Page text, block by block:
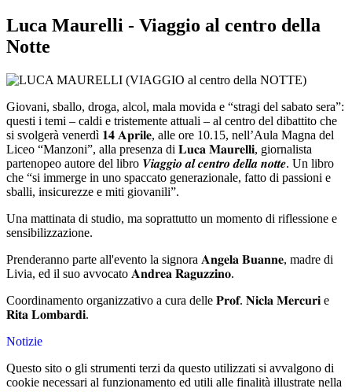
Luca Maurelli - Viaggio al centro della
Notte
Giovani, sballo, droga, alcol, mala movida e “stragi del sabato sera”:
questi i temi – caldi e tristemente attuali – al centro del dibattito che
si svolgerà venerdì 𝟏𝟒 𝐀𝐩𝐫𝐢𝐥𝐞, alle ore 10.15, nell’Aula Magna del
Liceo “Manzoni”, alla presenza di 𝐋𝐮𝐜𝐚 𝐌𝐚𝐮𝐫𝐞𝐥𝐥𝐢, giornalista
partenopeo autore del libro 𝑽𝒊𝒂𝒈𝒈𝒊𝒐 𝒂𝒍 𝒄𝒆𝒏𝒕𝒓𝒐 𝒅𝒆𝒍𝒍𝒂 𝒏𝒐𝒕𝒕𝒆. Un libro
che “si immerge in uno spaccato generazionale, fatto di passioni e
sballi, insicurezze e miti giovanili”.
Una mattinata di studio, ma soprattutto un momento di riflessione e
sensibilizzazione.
Prenderanno parte all'evento la signora 𝐀𝐧𝐠𝐞𝐥𝐚 𝐁𝐮𝐚𝐧𝐧𝐞, madre di
Livia, ed il suo avvocato 𝐀𝐧𝐝𝐫𝐞𝐚 𝐑𝐚𝐠𝐮𝐳𝐳𝐢𝐧𝐨.
Coordinamento organizzativo a cura delle 𝐏𝐫𝐨𝐟. 𝐍𝐢𝐜𝐥𝐚 𝐌𝐞𝐫𝐜𝐮𝐫𝐢 e
𝐑𝐢𝐭𝐚 𝐋𝐨𝐦𝐛𝐚𝐫𝐝𝐢.
Notizie
Questo sito o gli strumenti terzi da questo utilizzati si avvalgono di
cookie necessari al funzionamento ed utili alle finalità illustrate nella